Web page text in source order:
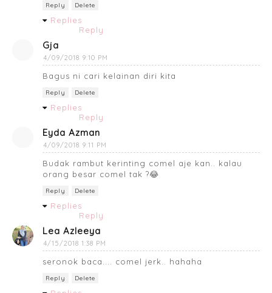
Reply Delete
Replies
Reply
Gja
4/09/2018 9:10 PM
Bagus ni cari kelainan diri kita
Reply Delete
Replies
Reply
Eyda Azman
4/09/2018 9:11 PM
Budak rambut kerinting comel aje kan.. kalau
orang besar comel tak ?😂
Reply Delete
Replies
Reply
Lea Azleeya
4/15/2018 1:38 PM
seronok baca.... comel jerk.. hahaha
Reply Delete